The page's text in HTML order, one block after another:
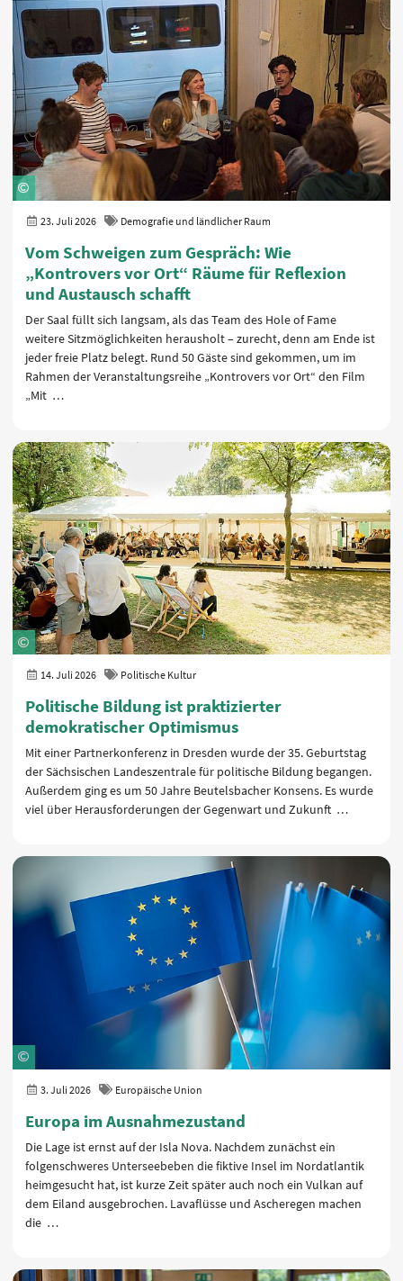
23. Juli 2026 Demografie und ländlicher Raum
Vom Schweigen zum Gespräch: Wie
„Kontrovers vor Ort“ Räume für Reflexion
und Austausch schafft
Der Saal füllt sich langsam, als das Team des Hole of Fame
weitere Sitzmöglichkeiten herausholt – zurecht, denn am Ende ist
jeder freie Platz belegt. Rund 50 Gäste sind gekommen, um im
Rahmen der Veranstaltungsreihe „Kontrovers vor Ort“ den Film
„Mit …
14. Juli 2026 Politische Kultur
Politische Bildung ist praktizierter
demokratischer Optimismus
Mit einer Partnerkonferenz in Dresden wurde der 35. Geburtstag
der Sächsischen Landeszentrale für politische Bildung begangen.
Außerdem ging es um 50 Jahre Beutelsbacher Konsens. Es wurde
viel über Herausforderungen der Gegenwart und Zukunft …
3. Juli 2026 Europäische Union
Europa im Ausnahmezustand
Die Lage ist ernst auf der Isla Nova. Nachdem zunächst ein
folgenschweres Unterseebeben die fiktive Insel im Nordatlantik
heimgesucht hat, ist kurze Zeit später auch noch ein Vulkan auf
dem Eiland ausgebrochen. Lavaflüsse und Ascheregen machen
die …